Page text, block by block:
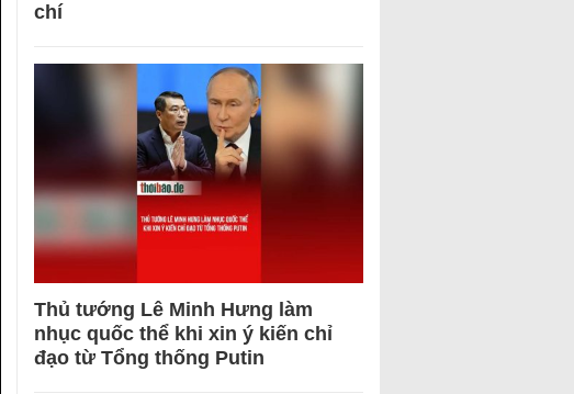
chí
Thủ tướng Lê Minh Hưng làm
nhục quốc thể khi xin ý kiến chỉ
đạo từ Tổng thống Putin